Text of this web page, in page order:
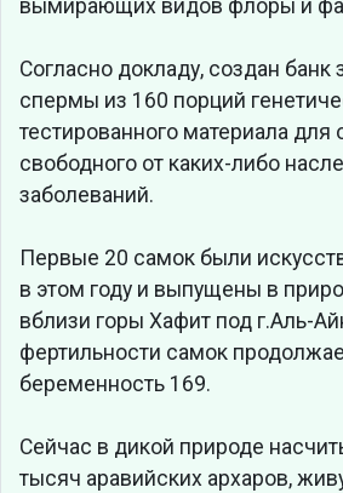
вымирающих видов флоры и
Согласно докладу, создан
спермы из 160 порций
тестированного материала для
свободного от каких-либо
заболеваний.
Первые 20 самок были
в этом году и выпущены в
вблизи горы Хафит под г.Аль-
фертильности самок
беременность 169.
Сейчас в дикой природе
тысяч аравийских архаров,